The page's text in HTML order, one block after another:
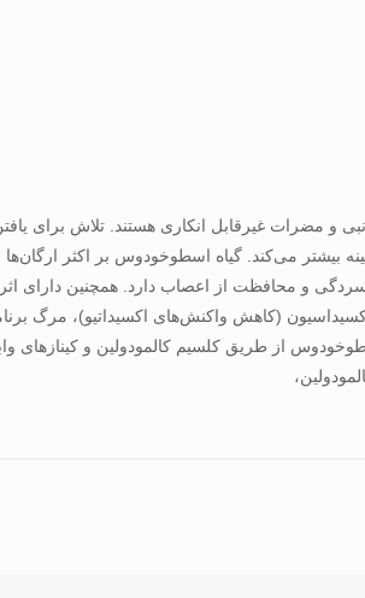
و مضرات غیرقابل انکاری هستند. تلاش برای
بیشتر می‌کند. گیاه اسطوخودوس بر اکثر
و محافظت از اعصاب دارد. همچنین دارای
از طریق کلسیم کالمودولین و کینازهای